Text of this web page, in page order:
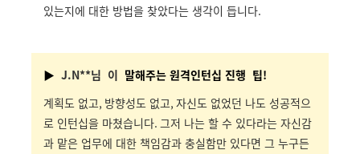
있는지에 대한 방법을 찾았다는 생각이 듭니다.
▶ J.N**님 이 말해주는 원격인턴십 진행 팁!
계획도 없고, 방향성도 없고, 자신도 없었던 나도 성공적으
로 인턴십을 마쳤습니다. 그저 나는 할 수 있다라는 자신감
과 맡은 업무에 대한 책임감과 충실함만 있다면 그 누구든